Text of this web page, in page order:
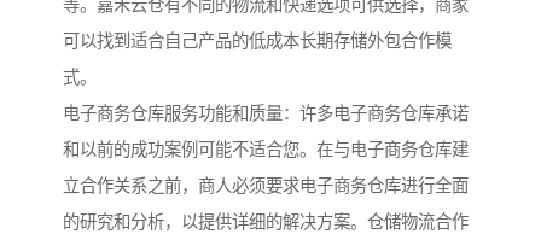
等。嘉禾云仓有不同的物流和快递选项可供选择，商家
可以找到适合自己产品的低成本长期存储外包合作模
式。
电子商务仓库服务功能和质量：许多电子商务仓库承诺
和以前的成功案例可能不适合您。在与电子商务仓库建
立合作关系之前，商人必须要求电子商务仓库进行全面
的研究和分析，以提供详细的解决方案。仓储物流合作